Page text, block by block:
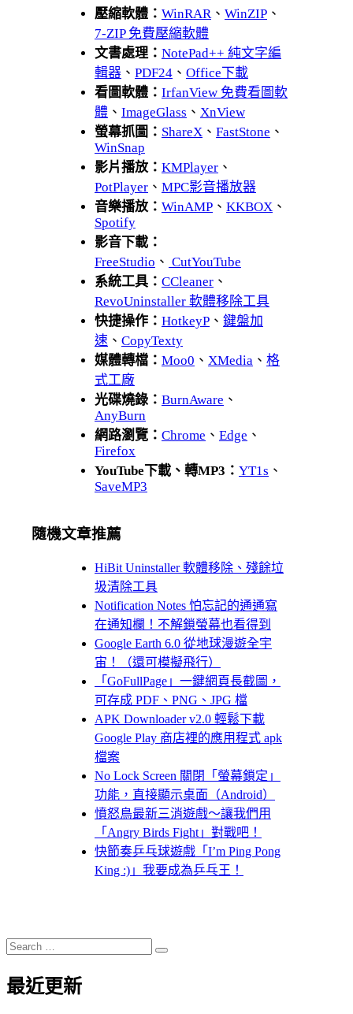
壓縮軟體： WinRAR、 WinZIP 、
7-ZIP 免費壓縮軟體
文書處理： NotePad++ 純文字編
輯器 、 PDF24 、 Office下載
看圖軟體： IrfanView 免費看圖軟
體 、 ImageGlass 、 XnView
螢幕抓圖： ShareX 、 FastStone 、
WinSnap
影片播放： KMPlayer 、
PotPlayer 、 MPC影音播放器
音樂播放： WinAMP 、 KKBOX 、
Spotify
影音下載：
FreeStudio 、 CutYouTube
系統工具： CCleaner 、
RevoUninstaller 軟體移除工具
快捷操作： HotkeyP 、 鍵盤加
速 、 CopyTexty
媒體轉檔： Moo0 、 XMedia 、 格
式工廠
光碟燒錄： BurnAware 、
AnyBurn
網路瀏覽： Chrome 、 Edge 、
Firefox
YouTube下載、轉MP3： YT1s 、
SaveMP3
隨機文章推薦
HiBit Uninstaller 軟體移除、殘餘垃
圾清除工具
Notification Notes 怕忘記的通通寫
在通知欄！不解鎖螢幕也看得到
Google Earth 6.0 從地球漫遊全宇
宙！（還可模擬飛行）
「GoFullPage」一鍵網頁長截圖，
可存成 PDF、PNG、JPG 檔
APK Downloader v2.0 輕鬆下載
Google Play 商店裡的應用程式 apk
檔案
No Lock Screen 關閉「螢幕鎖定」
功能，直接顯示桌面（Android）
憤怒鳥最新三消遊戲～讓我們用
「Angry Birds Fight」對戰吧！
快節奏乒乓球遊戲「I’m Ping Pong
King :)」我要成為乒乓王！
Search
for:
Search
最近更新